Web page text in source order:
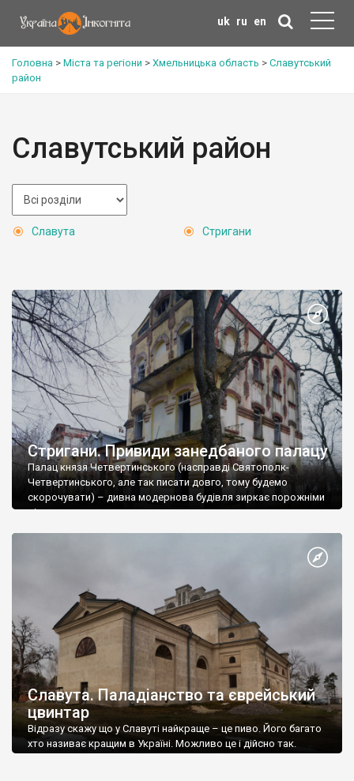
uk ru en
Головна > Міста та регіони > Хмельницька область > Славутський
район
Славутський район
Славута Стригани
Стригани. Привиди занедбаного палацу
Палац князя Четвертинського (насправді Святополк-
Четвертинського, але так писати довго, тому будемо
скорочувати) – дивна модернова будівля зиркає порожніми
віконн
Славута. Паладіанство та єврейський
цвинтар
Відразу скажу що у Славуті найкраще – це пиво. Його багато
хто називає кращим в Україні. Можливо це і дійсно так.